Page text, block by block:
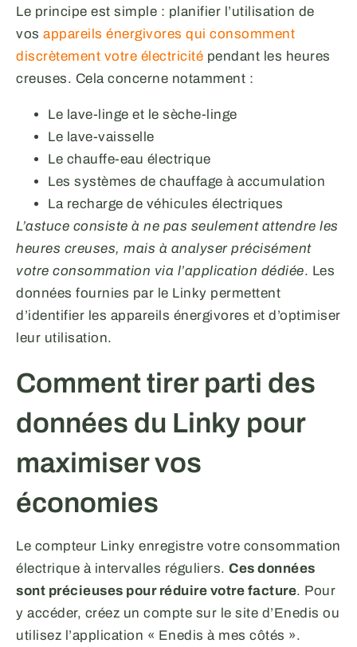
Le principe est simple : planifier l’utilisation de
vos appareils énergivores qui consomment
discrètement votre électricité pendant les heures
creuses. Cela concerne notamment :
Le lave-linge et le sèche-linge
Le lave-vaisselle
Le chauffe-eau électrique
Les systèmes de chauffage à accumulation
La recharge de véhicules électriques
L’astuce consiste à ne pas seulement attendre les
heures creuses, mais à analyser précisément
votre consommation via l’application dédiée. Les
données fournies par le Linky permettent
d’identifier les appareils énergivores et d’optimiser
leur utilisation.
Comment tirer parti des
données du Linky pour
maximiser vos
économies
Le compteur Linky enregistre votre consommation
électrique à intervalles réguliers. Ces données
sont précieuses pour réduire votre facture. Pour
y accéder, créez un compte sur le site d’Enedis ou
utilisez l’application « Enedis à mes côtés ».